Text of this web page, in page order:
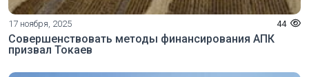
17 ноября, 2025 44
Совершенствовать методы финансирования АПК
призвал Токаев